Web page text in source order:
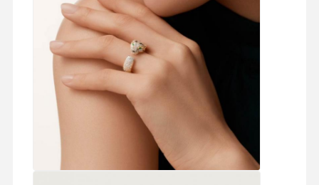
Orçamento
Anéis de diamantes de 18K
Pulseira de ouro 18KT
Colar de pendente de 18K
Pulseiras de ouro de 18K
Pulseira de relógio de diamante